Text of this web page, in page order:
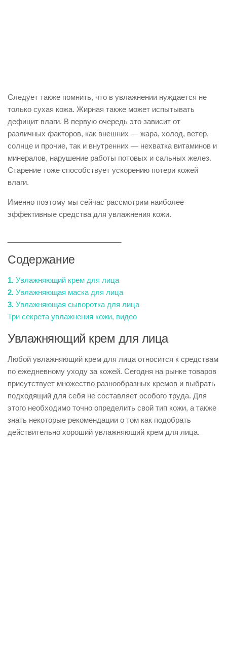
Следует также помнить, что в увлажнении нуждается не
только сухая кожа. Жирная также может испытывать
дефицит влаги. В первую очередь это зависит от
различных факторов, как внешних — жара, холод, ветер,
солнце и прочие, так и внутренних — нехватка витаминов и
минералов, нарушение работы потовых и сальных желез.
Старение тоже способствует ускорению потери кожей
влаги.
Именно поэтому мы сейчас рассмотрим наиболее
эффективные средства для увлажнения кожи.
Содержание
1. Увлажняющий крем для лица
2. Увлажняющая маска для лица
3. Увлажняющая сыворотка для лица
Три секрета увлажнения кожи, видео
Увлажняющий крем для лица
Любой увлажняющий крем для лица относится к средствам
по ежедневному уходу за кожей. Сегодня на рынке товаров
присутствует множество разнообразных кремов и выбрать
подходящий для себя не составляет особого труда. Для
этого необходимо точно определить свой тип кожи, а также
знать некоторые рекомендации о том как подобрать
действительно хороший увлажняющий крем для лица.